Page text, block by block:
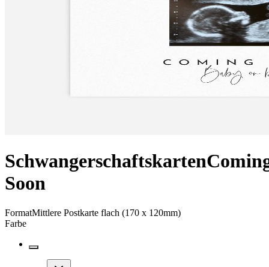
Schwangerschaftskarten
Soon
FormatMittlere Postkarte flach (170 x 120mm)
Farbe